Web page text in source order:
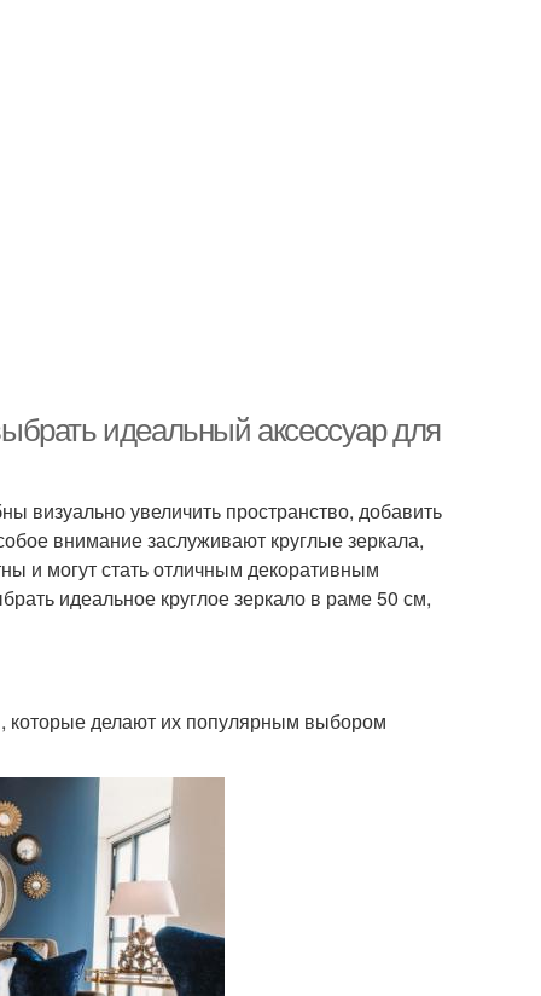
идеальный аксессуар для
визуально увеличить пространство, добавить
внимание заслуживают круглые зеркала,
и могут стать отличным декоративным
идеальное круглое зеркало в раме 50 см,
которые делают их популярным выбором